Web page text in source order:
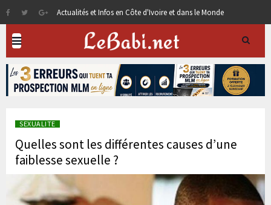
Actualités et Infos en Côte d'Ivoire et dans le Monde
SEXUALITE
Quelles sont les différentes causes d’une
faiblesse sexuelle ?